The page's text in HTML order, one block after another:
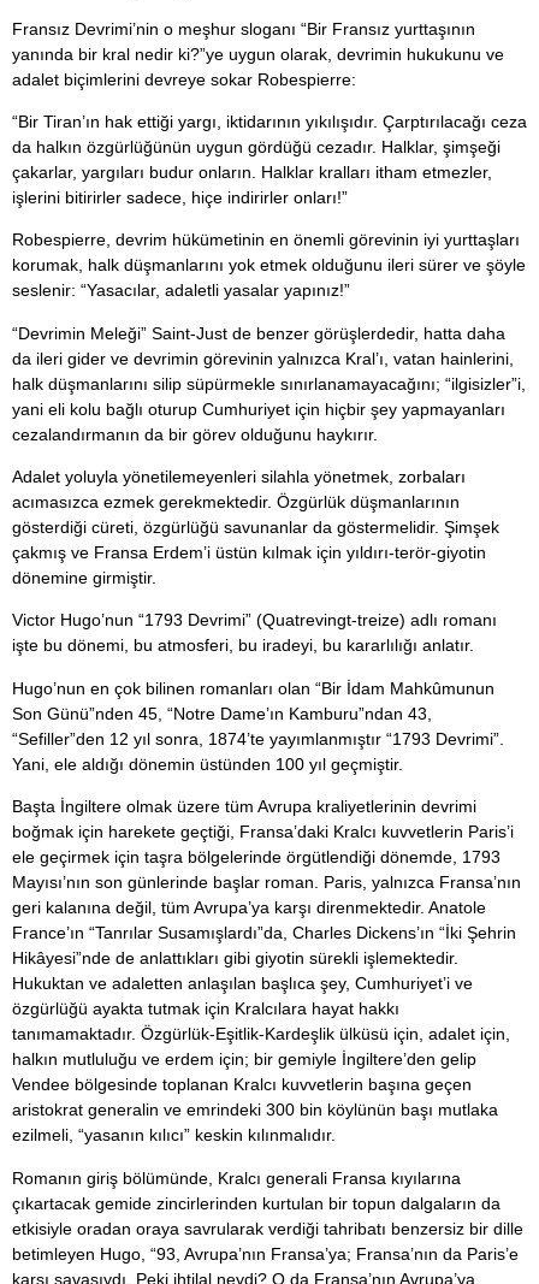
Fransız Devrimi’nin o meşhur sloganı “Bir Fransız yurttaşının
yanında bir kral nedir ki?”ye uygun olarak, devrimin hukukunu ve
adalet biçimlerini devreye sokar Robespierre:
“Bir Tiran’ın hak ettiği yargı, iktidarının yıkılışıdır. Çarptırılacağı ceza
da halkın özgürlüğünün uygun gördüğü cezadır. Halklar, şimşeği
çakarlar, yargıları budur onların. Halklar kralları itham etmezler,
işlerini bitirirler sadece, hiçe indirirler onları!”
Robespierre, devrim hükümetinin en önemli görevinin iyi yurttaşları
korumak, halk düşmanlarını yok etmek olduğunu ileri sürer ve şöyle
seslenir: “Yasacılar, adaletli yasalar yapınız!”
“Devrimin Meleği” Saint-Just de benzer görüşlerdedir, hatta daha
da ileri gider ve devrimin görevinin yalnızca Kral’ı, vatan hainlerini,
halk düşmanlarını silip süpürmekle sınırlanamayacağını; “ilgisizler”i,
yani eli kolu bağlı oturup Cumhuriyet için hiçbir şey yapmayanları
cezalandırmanın da bir görev olduğunu haykırır.
Adalet yoluyla yönetilemeyenleri silahla yönetmek, zorbaları
acımasızca ezmek gerekmektedir. Özgürlük düşmanlarının
gösterdiği cüreti, özgürlüğü savunanlar da göstermelidir. Şimşek
çakmış ve Fransa Erdem’i üstün kılmak için yıldırı-terör-giyotin
dönemine girmiştir.
Victor Hugo’nun “1793 Devrimi” (Quatrevingt-treize) adlı romanı
işte bu dönemi, bu atmosferi, bu iradeyi, bu kararlılığı anlatır.
Hugo’nun en çok bilinen romanları olan “Bir İdam Mahkûmunun
Son Günü”nden 45, “Notre Dame’ın Kamburu”ndan 43,
“Sefiller”den 12 yıl sonra, 1874’te yayımlanmıştır “1793 Devrimi”.
Yani, ele aldığı dönemin üstünden 100 yıl geçmiştir.
Başta İngiltere olmak üzere tüm Avrupa kraliyetlerinin devrimi
boğmak için harekete geçtiği, Fransa’daki Kralcı kuvvetlerin Paris’i
ele geçirmek için taşra bölgelerinde örgütlendiği dönemde, 1793
Mayısı’nın son günlerinde başlar roman. Paris, yalnızca Fransa’nın
geri kalanına değil, tüm Avrupa’ya karşı direnmektedir. Anatole
France’ın “Tanrılar Susamışlardı”da, Charles Dickens’ın “İki Şehrin
Hikâyesi”nde de anlattıkları gibi giyotin sürekli işlemektedir.
Hukuktan ve adaletten anlaşılan başlıca şey, Cumhuriyet’i ve
özgürlüğü ayakta tutmak için Kralcılara hayat hakkı
tanımamaktadır. Özgürlük-Eşitlik-Kardeşlik ülküsü için, adalet için,
halkın mutluluğu ve erdem için; bir gemiyle İngiltere’den gelip
Vendee bölgesinde toplanan Kralcı kuvvetlerin başına geçen
aristokrat generalin ve emrindeki 300 bin köylünün başı mutlaka
ezilmeli, “yasanın kılıcı” keskin kılınmalıdır.
Romanın giriş bölümünde, Kralcı generali Fransa kıyılarına
çıkartacak gemide zincirlerinden kurtulan bir topun dalgaların da
etkisiyle oradan oraya savrularak verdiği tahribatı benzersiz bir dille
betimleyen Hugo, “93, Avrupa’nın Fransa’ya; Fransa’nın da Paris’e
karşı savaşıydı. Peki ihtilal neydi? O da Fransa’nın Avrupa’ya,